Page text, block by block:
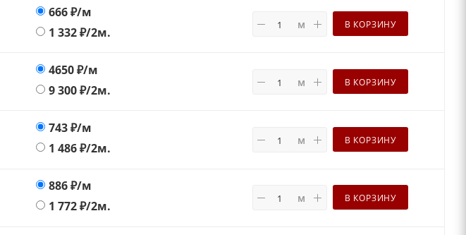
666₽/м
1 332₽/2м.
м В КОРЗИНУ
4650₽/м
9 300₽/2м.
м В КОРЗИНУ
743₽/м
1 486₽/2м.
м В КОРЗИНУ
886₽/м
1 772₽/2м.
м В КОРЗИНУ